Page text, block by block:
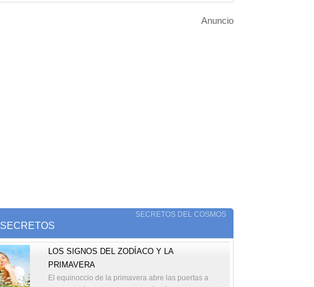
Anuncio
SECRETOS DEL COSMOS
SECRETOS
LOS SIGNOS DEL ZODÍACO Y LA
PRIMAVERA
El equinoccio de la primavera abre las puertas a